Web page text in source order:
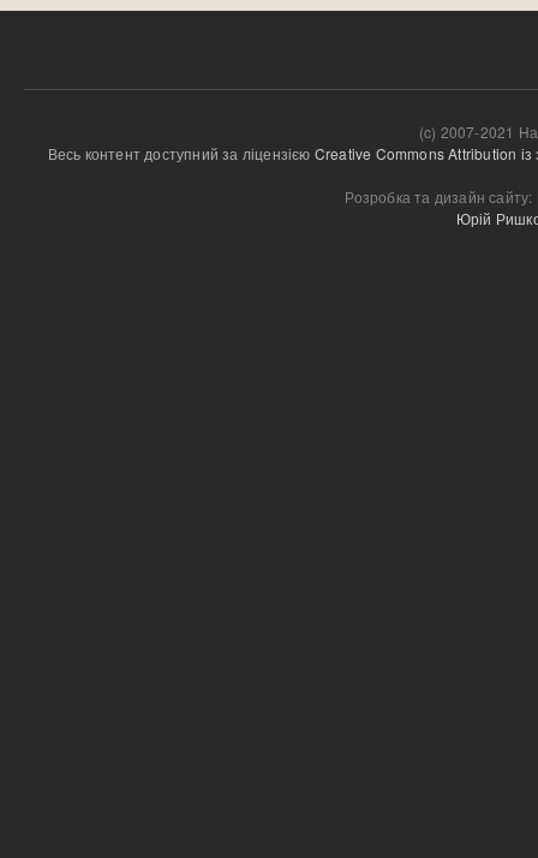
(c) 2007-2021
Весь контент доступний за ліцензією Creative Commons Attribution
Розробка та дизайн сайту:
Юрій